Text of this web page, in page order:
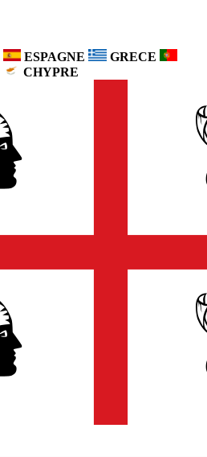
ESPAGNE
GRECE
CHYPRE